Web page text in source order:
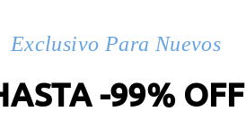
Exclusivo Para Nuevos
-99% OFF